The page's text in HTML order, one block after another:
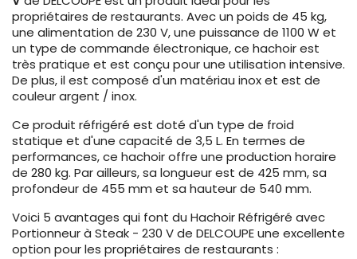
propriétaires de restaurants. Avec un poids de 45 kg,
une alimentation de 230 V, une puissance de 1100 W et
un type de commande électronique, ce hachoir est
très pratique et est conçu pour une utilisation intensive.
De plus, il est composé d'un matériau inox et est de
couleur argent / inox.
Ce produit réfrigéré est doté d'un type de froid
statique et d'une capacité de 3,5 L. En termes de
performances, ce hachoir offre une production horaire
de 280 kg. Par ailleurs, sa longueur est de 425 mm, sa
profondeur de 455 mm et sa hauteur de 540 mm.
Voici 5 avantages qui font du Hachoir Réfrigéré avec
Portionneur à Steak - 230 V de DELCOUPE une excellente
option pour les propriétaires de restaurants :